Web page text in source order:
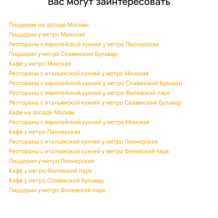
Пиццерии на западе Москвы
Пиццерии у метро Минская
Рестораны с европейской кухней у метро Пионерская
Пиццерии у метро Славянский Бульвар
Кафе у метро Минская
Рестораны с итальянской кухней у метро Минская
Рестораны с европейской кухней у метро Славянский Бульвар
Рестораны с европейской кухней у метро Филевский парк
Рестораны с итальянской кухней у метро Славянский Бульвар
Кафе на западе Москвы
Рестораны с европейской кухней у метро Минская
Кафе у метро Пионерская
Рестораны с итальянской кухней у метро Пионерская
Рестораны с итальянской кухней у метро Филевский парк
Пиццерии у метро Пионерская
Кафе у метро Филевский парк
Кафе у метро Славянский Бульвар
Пиццерии у метро Филевский парк